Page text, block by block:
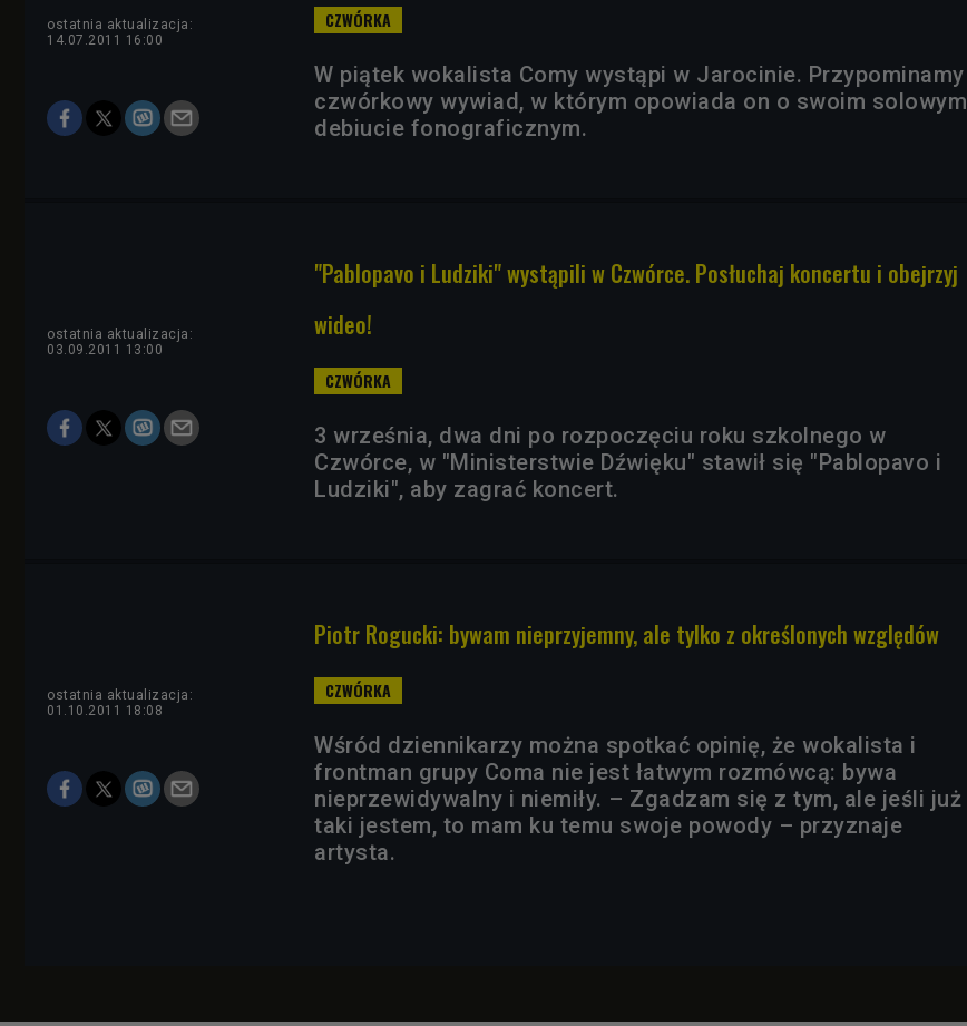
ostatnia aktualizacja:
14.07.2011 16:00
W piątek wokalista Comy wystąpi w Jarocinie. Przypominamy
czwórkowy wywiad, w którym opowiada on o swoim solowym
debiucie fonograficznym.
"Pablopavo i Ludziki" wystąpili w Czwórce. Posłuchaj koncertu i obejrzyj
wideo!
ostatnia aktualizacja:
03.09.2011 13:00
3 września, dwa dni po rozpoczęciu roku szkolnego w
Czwórce, w "Ministerstwie Dźwięku" stawił się "Pablopavo i
Ludziki", aby zagrać koncert.
Piotr Rogucki: bywam nieprzyjemny, ale tylko z określonych względów
ostatnia aktualizacja:
01.10.2011 18:08
Wśród dziennikarzy można spotkać opinię, że wokalista i
frontman grupy Coma nie jest łatwym rozmówcą: bywa
nieprzewidywalny i niemiły. – Zgadzam się z tym, ale jeśli już
taki jestem, to mam ku temu swoje powody – przyznaje
artysta.